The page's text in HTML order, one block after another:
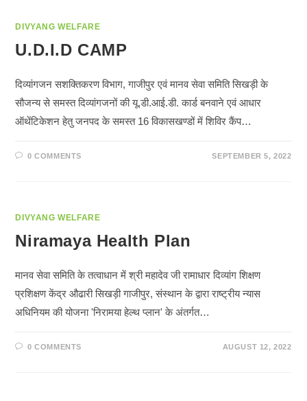
DIVYANG WELFARE
U.D.I.D CAMP
दिव्यांगजन सशक्तिकरण विभाग, गाजीपुर एवं मानव सेवा समिति सिखड़ी के
सौजन्य से समस्त दिव्यांगजनों की यू.डी.आई.डी. कार्ड बनवाने एवं आधार
ऑथेंटिकेशन हेतु जनपद के समस्त 16 विकासखण्डों में शिविर कैंप…
0 COMMENTS SEPTEMBER 5, 2022
DIVYANG WELFARE
Niramaya Health Plan
मानव सेवा समिति के तत्वाधान में श्री महादेव जी रामाधार दिव्यांग शिक्षण
प्रशिक्षण केंद्र औढारी सिखड़ी गाजीपुर, संस्थान के द्वारा राष्ट्रीय न्यास
अधिनियम की योजना 'निरामया हेल्थ प्लान' के अंतर्गत…
0 COMMENTS AUGUST 12, 2022